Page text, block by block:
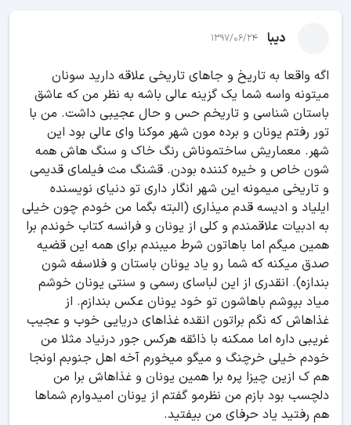
دیبا 1397/06/24
اگه واقعا به تاریخ و جاهای تاریخی علاقه دارید سونان
میتونه واسه شما یک گزینه عالی باشه به نظر من که عاشق
باستان شناسی و تاریخم حس و حال عجیبی داشت. من با
تور رفتم یونان و برده مون شهر موکنا وای عالی بود این
شهر. معماریش ساختموناش رنگ خاک و سنگ هاش همه
شون خاص و خیره کننده بودن. قشنگ مث فیلمای قدیمی
و تاریخی میمونه این شهر انگار داری تو دنیای نویسنده
ایلیاد و ادیسه قدم میذاری (البته بگما من خودم چون خیلی
به ادبیات علاقمندم و کلی از یونان و فرانسه کتاب خوندم برا
همین میگم اما باهاتون شرط میبندم برای همه این قضیه
صدق میکنه که شما رو یاد یونان باستان و فلاسفه شون
بندازه). انقدری از این لباسای رسمی و سنتی یونان خوشم
میاد بپوشم باهاشون تو خود یونان عکس بندازم. از
غذاهاش که نگم براتون انقده غذاهای دریایی خوب و عجیب
غریبی داره اما ممکنه با ذائقه هرکس جور درنیاد مثلا من
خودم خیلی خرچنگ و میگو میخورم آخه اهل جنوبم اونجا
هم ک ازین چیزا پره برا همین یونان و غذاهاش برا من
دلچسب بود بازم من نظرمو گفتم از یونان امیدوارم شماها
هم رفتید یاد حرفای من بیفتید.